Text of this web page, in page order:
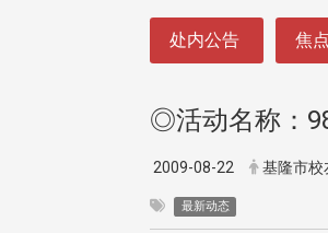
处内公告 焦
◎活动名称：
2009-08-22 基隆市校
最新动态